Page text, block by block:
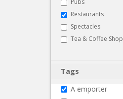
Restaurants
Spectacles
Tea & Coffee Shop
Tags
A emporter